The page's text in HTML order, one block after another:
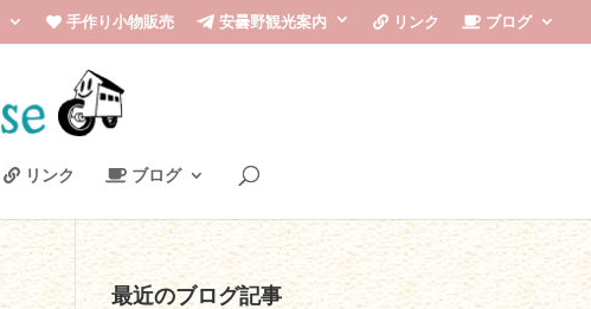
手作り小物販売 安曇野観光案内 リンク ブログ
リンク ブログ
最近のブログ記事